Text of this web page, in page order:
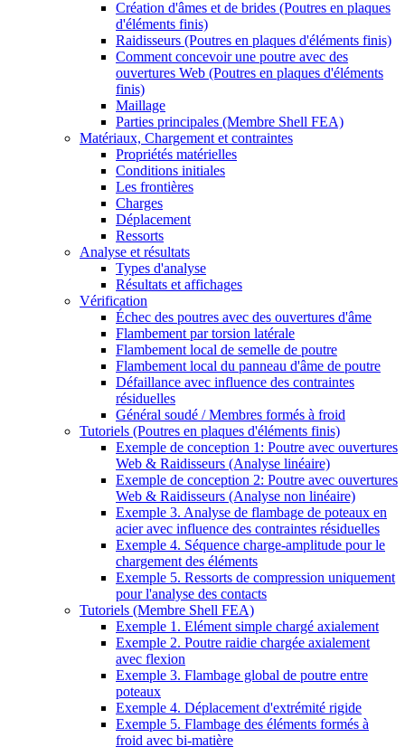
Création d'âmes et de brides (Poutres en plaques
d'éléments finis)
Raidisseurs (Poutres en plaques d'éléments finis)
Comment concevoir une poutre avec des
ouvertures Web (Poutres en plaques d'éléments
finis)
Maillage
Parties principales (Membre Shell FEA)
Matériaux, Chargement et contraintes
Propriétés matérielles
Conditions initiales
Les frontières
Charges
Déplacement
Ressorts
Analyse et résultats
Types d'analyse
Résultats et affichages
Vérification
Échec des poutres avec des ouvertures d'âme
Flambement par torsion latérale
Flambement local de semelle de poutre
Flambement local du panneau d'âme de poutre
Défaillance avec influence des contraintes
résiduelles
Général soudé / Membres formés à froid
Tutoriels (Poutres en plaques d'éléments finis)
Exemple de conception 1: Poutre avec ouvertures
Web & Raidisseurs (Analyse linéaire)
Exemple de conception 2: Poutre avec ouvertures
Web & Raidisseurs (Analyse non linéaire)
Exemple 3. Analyse de flambage de poteaux en
acier avec influence des contraintes résiduelles
Exemple 4. Séquence charge-amplitude pour le
chargement des éléments
Exemple 5. Ressorts de compression uniquement
pour l'analyse des contacts
Tutoriels (Membre Shell FEA)
Exemple 1. Elément simple chargé axialement
Exemple 2. Poutre raidie chargée axialement
avec flexion
Exemple 3. Flambage global de poutre entre
poteaux
Exemple 4. Déplacement d'extrémité rigide
Exemple 5. Flambage des éléments formés à
froid avec bi-matière